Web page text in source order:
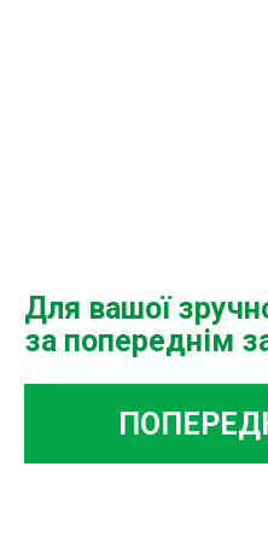
Для вашої
за попереднім